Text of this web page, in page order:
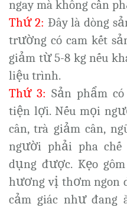
ngay mà không cần
Thứ 2: Đây là dòng
trường có cam kết
giảm từ 5-8 kg nếu
liệu trình.
Thứ 3: Sản phẩm
tiện lợi. Nếu mọi
cân, trà giảm cân,
người phải pha
dụng được. Kẹo
hương vị thơm ngon
cảm giác như đang